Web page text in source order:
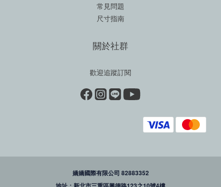
常見問題
尺寸指南
關於社群
歡迎追蹤訂閱
嬌嬌國際有限公司 82883352